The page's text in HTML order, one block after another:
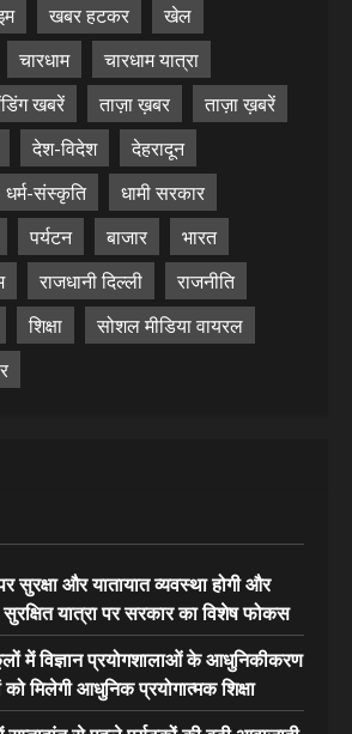
खबर हटकर
खेल
चारधाम
चारधाम यात्रा
खबरें ताज़ा ख़बर
ताज़ा ख़बरें
देश-विदेश
देहरादून
धर्म-संस्कृति
धामी सरकार
पर्यटन बाजार
भारत
राजधानी दिल्ली
राजनीति
शिक्षा
सोशल मीडिया वायरल
पर सुरक्षा और यातायात व्यवस्था होगी और
यात्रा पर सरकार का विशेष फोकस
में विज्ञान प्रयोगशालाओं के आधुनिकीकरण
को मिलेगी आधुनिक प्रयोगात्मक शिक्षा